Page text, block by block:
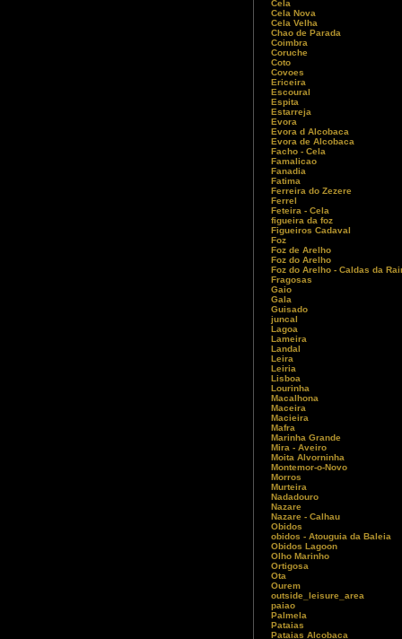
Cela
Cela Nova
Cela Velha
Chao de Parada
Coimbra
Coruche
Coto
Covoes
Ericeira
Escoural
Espita
Estarreja
Evora
Evora d Alcobaca
Evora de Alcobaca
Facho - Cela
Famalicao
Fanadia
Fatima
Ferreira do Zezere
Ferrel
Feteira - Cela
figueira da foz
Figueiros Cadaval
Foz
Foz de Arelho
Foz do Arelho
Foz do Arelho - Caldas da
Fragosas
Gaio
Gala
Guisado
juncal
Lagoa
Lameira
Landal
Leira
Leiria
Lisboa
Lourinha
Macalhona
Maceira
Macieira
Mafra
Marinha Grande
Mira - Aveiro
Moita Alvorninha
Montemor-o-Novo
Morros
Murteira
Nadadouro
Nazare
Nazare - Calhau
Obidos
obidos - Atouguia da Baleia
Obidos Lagoon
Olho Marinho
Ortigosa
Ota
Ourem
outside_leisure_area
paiao
Palmela
Pataias
Pataias Alcobaca